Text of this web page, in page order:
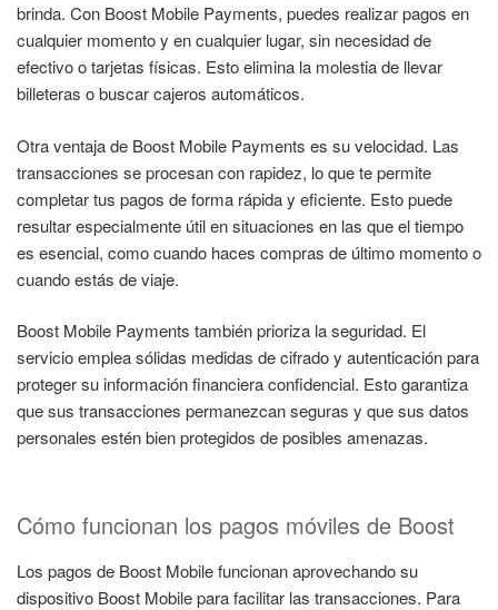
brinda. Con Boost Mobile Payments, puedes realizar pagos en
cualquier momento y en cualquier lugar, sin necesidad de
efectivo o tarjetas físicas. Esto elimina la molestia de llevar
billeteras o buscar cajeros automáticos.
Otra ventaja de Boost Mobile Payments es su velocidad. Las
transacciones se procesan con rapidez, lo que te permite
completar tus pagos de forma rápida y eficiente. Esto puede
resultar especialmente útil en situaciones en las que el tiempo
es esencial, como cuando haces compras de último momento o
cuando estás de viaje.
Boost Mobile Payments también prioriza la seguridad. El
servicio emplea sólidas medidas de cifrado y autenticación para
proteger su información financiera confidencial. Esto garantiza
que sus transacciones permanezcan seguras y que sus datos
personales estén bien protegidos de posibles amenazas.
Cómo funcionan los pagos móviles de Boost
Los pagos de Boost Mobile funcionan aprovechando su
dispositivo Boost Mobile para facilitar las transacciones. Para